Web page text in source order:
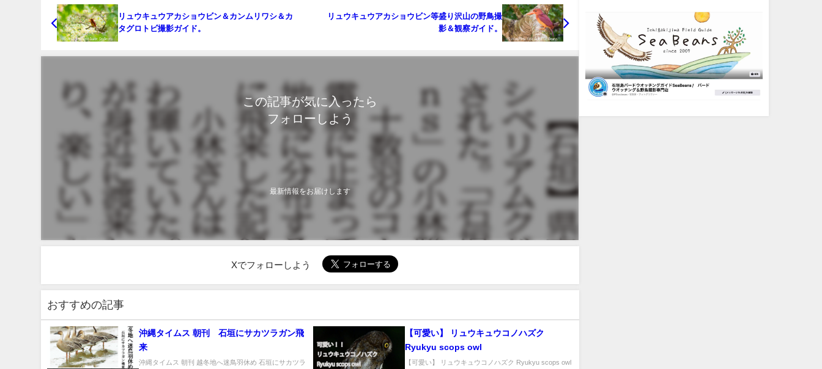
リュウキュウアカショウビン＆カンムリワシ＆カ
タグロトビ撮影ガイド。
リュウキュウアカショウビン等盛り沢山の野鳥撮
影＆観察ガイド。
この記事が気に入ったら
フォローしよう
最新情報をお届けします
Xでフォローしよう
おすすめの記事
沖縄タイムス 朝刊 石垣にサカツラガン飛
来
沖縄タイムス 朝刊 越冬地へ迷鳥羽休め 石垣にサカツラ
【可愛い】 リュウキュウコノハズク
Ryukyu scops owl
【可愛い】 リュウキュウコノハズク Ryukyu scops owl